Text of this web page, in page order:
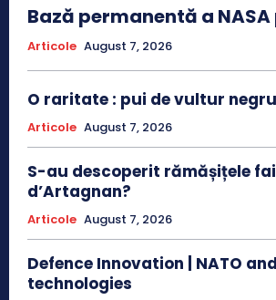
Bază permanentă a NASA
Articole August 7, 2026
O raritate : pui de vultur negru
Articole August 7, 2026
S-au descoperit rămășițele
d’Artagnan?
Articole August 7, 2026
Defence Innovation | NATO
technologies